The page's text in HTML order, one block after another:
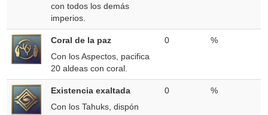
con todos los demás
imperios.
Coral de la paz
Con los Aspectos, pacifica
20 aldeas con coral.
0 %
Existencia exaltada
Con los Tahuks, dispón
0 %